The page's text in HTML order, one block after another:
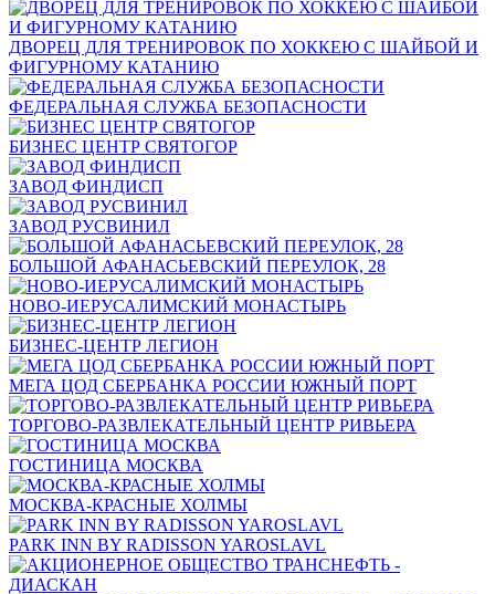
ДВОРЕЦ ДЛЯ ТРЕНИРОВОК ПО ХОККЕЮ С ШАЙБОЙ И
ФИГУРНОМУ КАТАНИЮ
ФЕДЕРАЛЬНАЯ СЛУЖБА БЕЗОПАСНОСТИ
БИЗНЕС ЦЕНТР СВЯТОГОР
ЗАВОД ФИНДИСП
ЗАВОД РУСВИНИЛ
БОЛЬШОЙ АФАНАСЬЕВСКИЙ ПЕРЕУЛОК, 28
НОВО-ИЕРУСАЛИМСКИЙ МОНАСТЫРЬ
БИЗНЕС-ЦЕНТР ЛЕГИОН
МЕГА ЦОД СБЕРБАНКА РОССИИ ЮЖНЫЙ ПОРТ
ТОРГОВО-РАЗВЛЕКАТЕЛЬНЫЙ ЦЕНТР РИВЬЕРА
ГОСТИНИЦА МОСКВА
МОСКВА-КРАСНЫЕ ХОЛМЫ
PARK INN BY RADISSON YAROSLAVL